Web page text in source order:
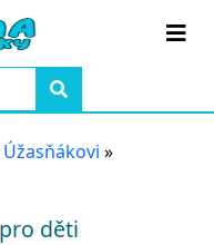
Úžasňákovi »
děti